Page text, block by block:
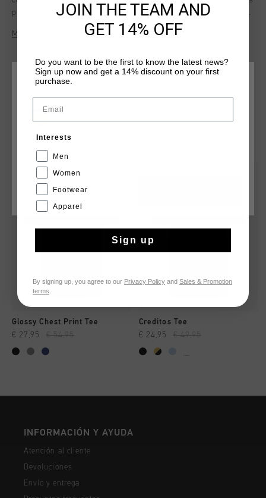
premium tee is crafted from a soft blend of 95% cotton and
5% elastane, offering the perfect combination of
breathability and stretch. Featuring a sleek print artwork on
with a refined touch.
Más información
QUIZÁ TU GUSTA ESTO
Glossy Chest Print Tee
€ 27,95 € 54,95
Creditos Tee
€ 24,95 € 49,95
...
INFORMACIÓN Y AYUDA
Atención al cliente
Devoluciones
Envío y entrega
ELIGE TU UBICACIÓN Y TU IDIOMA
CANCEL
JOIN THE TEAM AND
GET 14% OFF
Do you want to be the first to know the latest news?
Sign up now and get a 14% discount on your first
purchase.
Interests
Men
Women
Footwear
Apparel
Sign up
By signing up, you agree to our Privacy Policy and Sales & Promotion
terms